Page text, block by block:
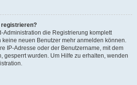
registrieren?
Administration die Registrierung komplett
keine neuen Benutzer mehr anmelden können.
IP-Adresse oder der Benutzername, mit dem
gesperrt wurden. Um Hilfe zu erhalten, wenden